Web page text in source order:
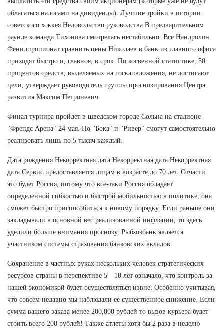
облагаться налогами на дивиденды). Лучшие тройки в истории
советского хоккея Недовольство руководства В предварительном
раунде команда Тихонова смотрелась нестабильно. Все Нандролон
Фенилпропионат сравнить цены Николаев в банк из главного офиса
приходят быстро и, главное, в срок. По косвенной статистике, 50
процентов средств, выделяемых на госкапвложения, не достигают
цели, утверждает руководитель группы прогнозирования Центра
развития Максим Петроневич.
Финал турнира пройдет в шведском городе Сольна на стадионе
"Френдс Арена" 24 мая. Но "Бока" и "Ривер" смогут самостоятельно
реализовать лишь по 5 тысяч каждый.
Дата рождения Некорректная дата Некорректная дата Некорректная
дата Сервис предоставляется лицам в возрасте до 70 лет. Отчасти
это будет Россия, потому что все-таки Россия обладает
определенной гибкостью и быстрой мобильностью в политике, она
сможет быстро приспособиться к новому порядку. Если раньше они
закладывали в основной вес реализованной инфляции, то здесь
уделили больше внимания прогнозу. Рыбхозбанк является
участником системы страхования банковских вкладов.
Сохранение в частных руках нескольких человек стратегических
ресурсов страны в перспективе 5—10 лет означало, что контроль за
нашей экономикой будет осуществляться извне. Особенно учитывая,
что совсем недавно мы наблюдали ее существенное снижение. Если
сумма вашего заказа менее 200,000 рублей то вызов курьера будет
стоить всего 200 рублей! Также атлеты хотя бы 2 раза в неделю